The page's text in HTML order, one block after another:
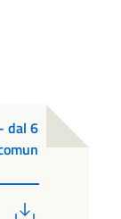
dal 6